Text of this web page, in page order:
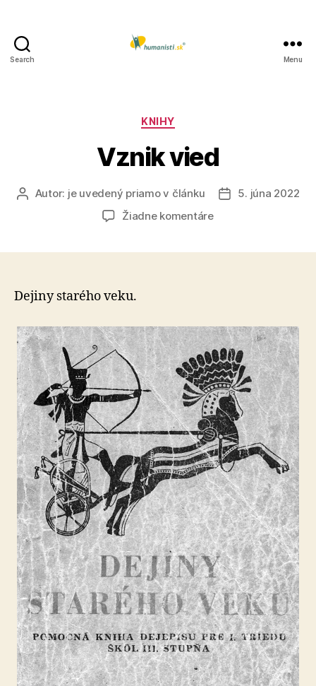
Search Menu
Kategórie
KNIHY
Vznik vied
AutorAutor: je uvedený priamo v článku
Dátum
5. júna 2022
Žiadne komentárena
Dejiny starého veku.